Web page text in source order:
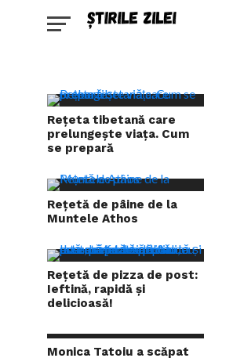
Rețeta tibetană care
prelungește viața. Cum
se prepară
Rețetă de pâine de la
Muntele Athos
Rețetă de pizza de post:
Ieftină, rapidă și
delicioasă!
Monica Tatoiu a scăpat